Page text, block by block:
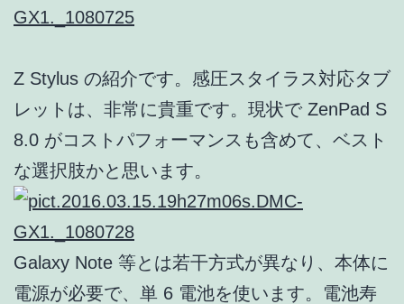
Z Stylus の紹介です。感圧スタイラス対応タブ
レットは、非常に貴重です。現状で ZenPad S
8.0 がコストパフォーマンスも含めて、ベスト
な選択肢かと思います。
Galaxy Note 等とは若干方式が異なり、本体に
電源が必要で、単 6 電池を使います。電池寿